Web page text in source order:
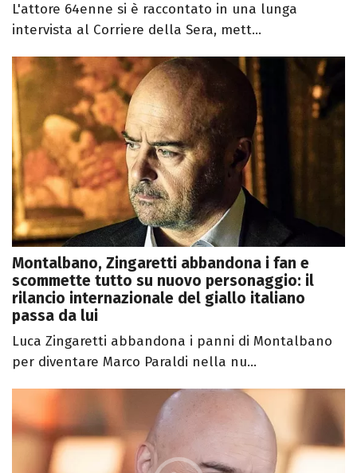
L'attore 64enne si è raccontato in una lunga
intervista al Corriere della Sera, mett...
Montalbano, Zingaretti abbandona i fan e
scommette tutto su nuovo personaggio: il
rilancio internazionale del giallo italiano
passa da lui
Luca Zingaretti abbandona i panni di Montalbano
per diventare Marco Paraldi nella nu...